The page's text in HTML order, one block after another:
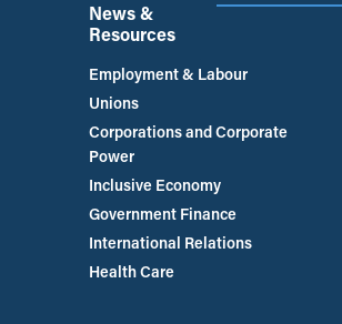
News &
Resources
Employment & Labour
Unions
Corporations and Corporate
Power
Inclusive Economy
Government Finance
International Relations
Health Care